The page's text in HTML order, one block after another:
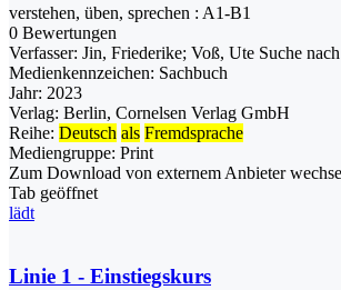
verstehen, üben, sprechen : A1-B1
0 Bewertungen
Verfasser: Jin, Friederike; Voß, Ute Suche
Medienkennzeichen: Sachbuch
Jahr: 2023
Verlag: Berlin, Cornelsen Verlag GmbH
Reihe: Deutsch als Fremdsprache
Mediengruppe: Print
Zum Download von externem Anbieter
Tab geöffnet
lädt
Linie 1 - Einstiegskurs